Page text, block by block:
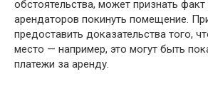
обстоятельства, может признать
арендаторов покинуть помещение.
предоставить доказательства того,
место — например, это могут быть
платежи за аренду.